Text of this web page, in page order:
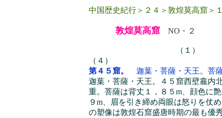
中国歴史紀行＞２４＞敦煌莫高窟＞
敦煌莫高窟 NO・２
（１）
（４）
第４５窟。
迦葉・菩薩・天王。菩
迦葉・菩薩・天王。４５窟西壁龕内
重。菩薩は背丈１，８５m、顔色に
９m、眉を引き締め両眼は怒りを仗
の塑像は敦煌石窟盛唐時期の最も優